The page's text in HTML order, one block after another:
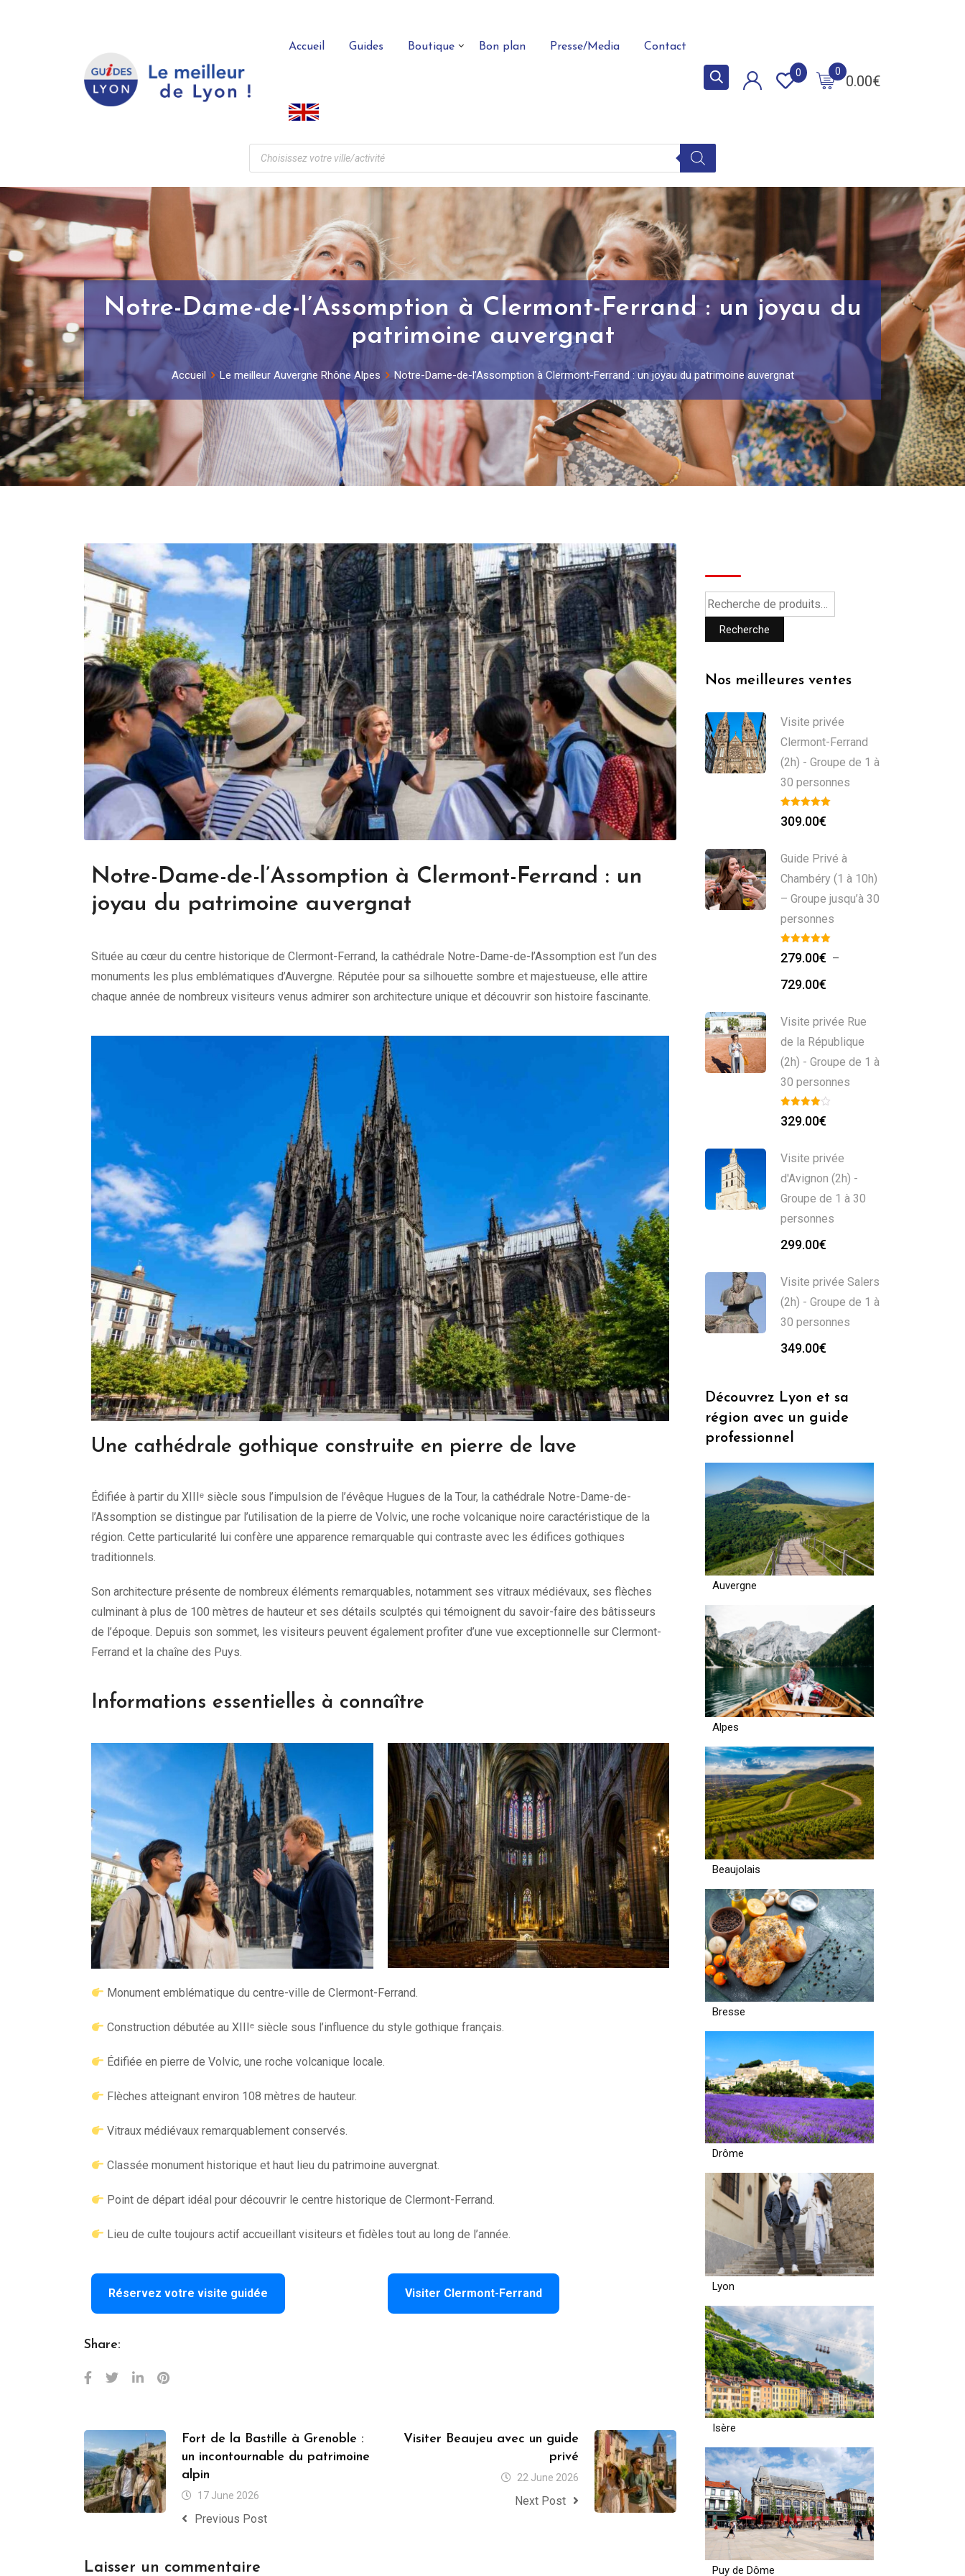
Accueil Guides Boutique Bon plan Presse/Media Contact
0.00€
0
0
Notre-Dame-de-l’Assomption à Clermont-Ferrand : un joyau du
patrimoine auvergnat
Accueil Le meilleur Auvergne Rhône Alpes Notre-Dame-de-l’Assomption à Clermont-Ferrand : un joyau du patrimoine auvergnat
Notre-Dame-de-l’Assomption à Clermont-Ferrand : un
joyau du patrimoine auvergnat
Située au cœur du centre historique de Clermont-Ferrand, la cathédrale Notre-Dame-de-l’Assomption est l’un des
monuments les plus emblématiques d’Auvergne. Réputée pour sa silhouette sombre et majestueuse, elle attire
chaque année de nombreux visiteurs venus admirer son architecture unique et découvrir son histoire fascinante.
Une cathédrale gothique construite en pierre de lave
Édifiée à partir du XIIIᵉ siècle sous l’impulsion de l’évêque Hugues de la Tour, la cathédrale Notre-Dame-de-
l’Assomption se distingue par l’utilisation de la pierre de Volvic, une roche volcanique noire caractéristique de la
région. Cette particularité lui confère une apparence remarquable qui contraste avec les édifices gothiques
traditionnels.
Son architecture présente de nombreux éléments remarquables, notamment ses vitraux médiévaux, ses flèches
culminant à plus de 100 mètres de hauteur et ses détails sculptés qui témoignent du savoir-faire des bâtisseurs
de l’époque. Depuis son sommet, les visiteurs peuvent également profiter d’une vue exceptionnelle sur Clermont-
Ferrand et la chaîne des Puys.
Informations essentielles à connaître
Monument emblématique du centre-ville de Clermont-Ferrand.
Construction débutée au XIIIᵉ siècle sous l’influence du style gothique français.
Édifiée en pierre de Volvic, une roche volcanique locale.
Flèches atteignant environ 108 mètres de hauteur.
Vitraux médiévaux remarquablement conservés.
Classée monument historique et haut lieu du patrimoine auvergnat.
Point de départ idéal pour découvrir le centre historique de Clermont-Ferrand.
Lieu de culte toujours actif accueillant visiteurs et fidèles tout au long de l’année.
Réservez votre visite guidée Visiter Clermont-Ferrand
Share:
Fort de la Bastille à Grenoble :
un incontournable du patrimoine
alpin
17 June 2026
Previous Post
Visiter Beaujeu avec un guide
privé
22 June 2026
Next Post
Laisser un commentaire
Recherche
Nos meilleures ventes
Visite privée
Clermont-Ferrand
(2h) - Groupe de 1 à
30 personnes
309.00€
Guide Privé à
Chambéry (1 à 10h)
– Groupe jusqu’à 30
personnes
279.00€ –
729.00€
Visite privée Rue
de la République
(2h) - Groupe de 1 à
30 personnes
329.00€
Visite privée
d'Avignon (2h) -
Groupe de 1 à 30
personnes
299.00€
Visite privée Salers
(2h) - Groupe de 1 à
30 personnes
349.00€
Découvrez Lyon et sa
région avec un guide
professionnel
Auvergne
Alpes
Beaujolais
Bresse
Drôme
Lyon
Isère
Puy de Dôme